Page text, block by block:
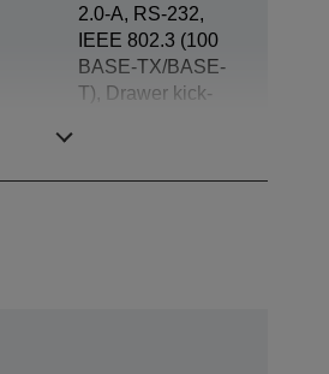
2.0-A, RS-232,
IEEE 802.3 (100
BASE-TX/BASE-
T), Drawer kick-